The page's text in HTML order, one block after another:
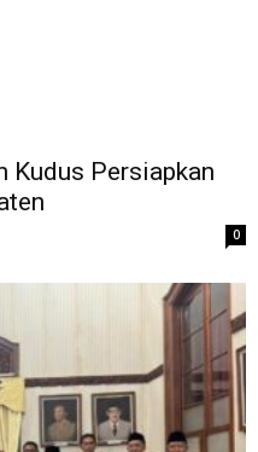
Kudus Persiapkan
0